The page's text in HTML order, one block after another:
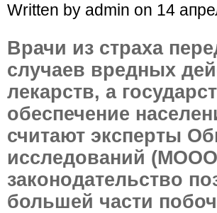
Written by admin on 14
Врачи из страха
случаев вредных
лекарств, а
обеспечение
считают эксперты
исследований
законодательство
большей части